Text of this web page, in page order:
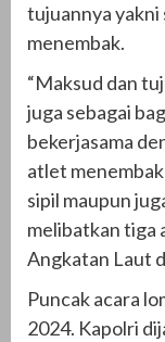
tujuannya yakni
menembak.
“Maksud dan
juga sebagai
bekerjasama
atlet
sipil maupun
melibatkan tiga
Angkatan Laut
Puncak acara
2024. Kapolri